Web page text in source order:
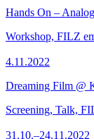
Hands On –
Workshop, FILZ
4.11.2022
Dreaming Film @
Screening, Talk,
31.10.–24.11.2022